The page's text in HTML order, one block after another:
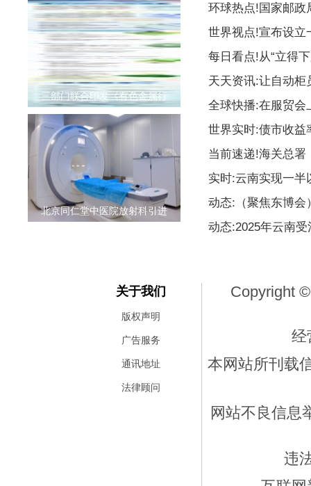
三部门联合印发《有色金属行
北京同仁堂中医院放射科引进
环球热点!国家邮政
世界视点!宣布设立
每日看点!从“立得
天天资讯:让自动柜
全球快播:在服贸会
世界实时:债市收益
当前速递!海关总署
实时:云南实现一半
动态:（聚焦东博会
动态:2025年云南
关于我们
版权声明
广告服务
通讯地址
法律顾问
Copyright
经
本网站所刊载
网站不良信息
违